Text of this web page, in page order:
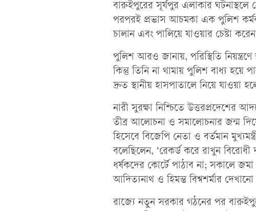
বারুইপুরের সূর্যপুর এলাকার ঘটনাস্থলে
পরপরই প্রভাস আচমকা এক পুলিশ
চালান এবং পালিয়ে যাওয়ার চেষ্টা
পুলিশ আরও জানায়, পরিস্থিতি
কিন্তু তিনি না থামায় পুলিশ বাধ্য হয়ে
দ্রুত স্থানীয় হাসপাতালে নিয়ে যাওয়া
নারী সুরক্ষা নিশ্চিতে উত্তরপ্রদেশের
তীব্র আলোচনা ও সমালোচনার জন্ম
হিসেবে বিজেপি নেতা ও বর্তমান
বলেছিলেন, ‘রেকর্ড করে রাখুন
ধর্ষকদের কোর্টে পাঠাব না; সকালে
আদিত্যনাথ ও হিমন্ত বিশ্বশর্মার
রাজ্যে নতুন সরকার গঠনের পর